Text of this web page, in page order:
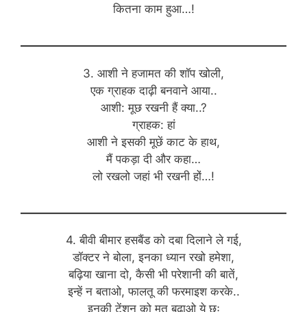
कितना काम हुआ…!
3. आशी ने हजामत की शॉप खोली,
एक ग्राहक दाढ़ी बनवाने आया..
आशी: मूछ रखनी हैं क्या..?
ग्राहक: हां
आशी ने इसकी मूछें काट के हाथ,
मैं पकड़ा दी और कहा…
लो रखलो जहां भी रखनी हों…!
4. बीवी बीमार हसबैंड को दबा दिलाने ले गई,
डॉक्टर ने बोला, इनका ध्यान रखो हमेशा,
बढ़िया खाना दो, कैसी भी परेशानी की बातें,
इन्हें न बताओ, फालतू की फरमाइश करके..
इनकी टेंशन को मत बढ़ाओ ये छः